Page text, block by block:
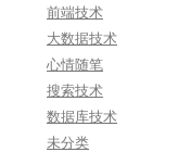
前端技术
大数据技术
心情随笔
搜索技术
数据库技术
未分类